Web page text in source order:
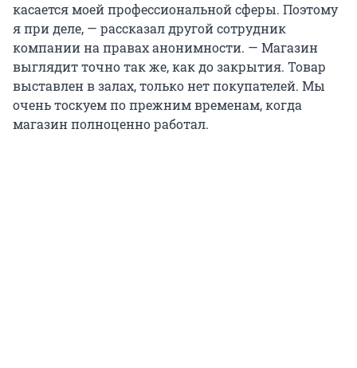
касается моей профессиональной сферы. Поэтому
я при деле, — рассказал другой сотрудник
компании на правах анонимности. — Магазин
выглядит точно так же, как до закрытия. Товар
выставлен в залах, только нет покупателей. Мы
очень тоскуем по прежним временам, когда
магазин полноценно работал.